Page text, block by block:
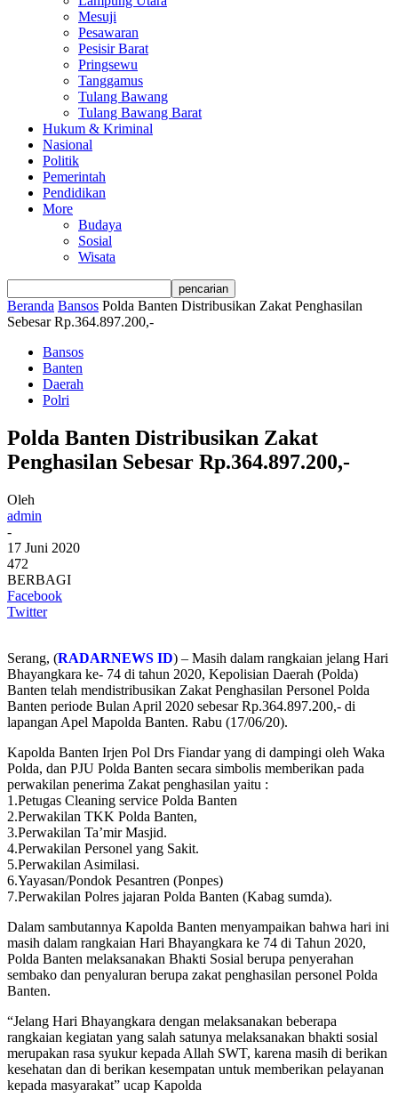
Mesuji
Pesawaran
Pesisir Barat
Pringsewu
Tanggamus
Tulang Bawang
Tulang Bawang Barat
Hukum & Kriminal
Nasional
Politik
Pemerintah
Pendidikan
More
Budaya
Sosial
Wisata
Beranda Bansos Polda Banten Distribusikan Zakat Penghasilan
Sebesar Rp.364.897.200,-
Bansos
Banten
Daerah
Polri
Polda Banten Distribusikan Zakat
Penghasilan Sebesar Rp.364.897.200,-
Oleh
admin
-
17 Juni 2020
472
BERBAGI
Facebook
Twitter
Serang, (RADARNEWS ID) – Masih dalam rangkaian jelang Hari
Bhayangkara ke- 74 di tahun 2020, Kepolisian Daerah (Polda)
Banten telah mendistribusikan Zakat Penghasilan Personel Polda
Banten periode Bulan April 2020 sebesar Rp.364.897.200,- di
lapangan Apel Mapolda Banten. Rabu (17/06/20).
Kapolda Banten Irjen Pol Drs Fiandar yang di dampingi oleh Waka
Polda, dan PJU Polda Banten secara simbolis memberikan pada
perwakilan penerima Zakat penghasilan yaitu :
1.Petugas Cleaning service Polda Banten
2.Perwakilan TKK Polda Banten,
3.Perwakilan Ta’mir Masjid.
4.Perwakilan Personel yang Sakit.
5.Perwakilan Asimilasi.
6.Yayasan/Pondok Pesantren (Ponpes)
7.Perwakilan Polres jajaran Polda Banten (Kabag sumda).
Dalam sambutannya Kapolda Banten menyampaikan bahwa hari ini
masih dalam rangkaian Hari Bhayangkara ke 74 di Tahun 2020,
Polda Banten melaksanakan Bhakti Sosial berupa penyerahan
sembako dan penyaluran berupa zakat penghasilan personel Polda
Banten.
“Jelang Hari Bhayangkara dengan melaksanakan beberapa
rangkaian kegiatan yang salah satunya melaksanakan bhakti sosial
merupakan rasa syukur kepada Allah SWT, karena masih di berikan
kesehatan dan di berikan kesempatan untuk memberikan pelayanan
kepada masyarakat” ucap Kapolda